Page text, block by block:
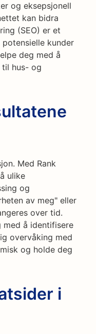
og eksepsjonell
kan bidra
(SEO) er et
kunder
deg med å
hus- og
Med Rank
ulike
og
av meg" eller
over tid.
å identifisere
overvåking med
og holde deg
i